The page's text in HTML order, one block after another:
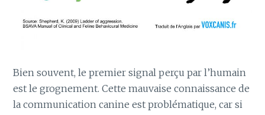
Bien souvent, le premier signal perçu par l’humain
est le grognement. Cette mauvaise connaissance de
la communication canine est problématique, car si